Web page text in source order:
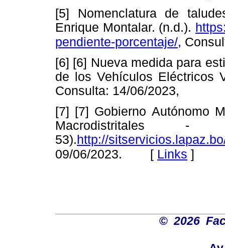
[5] Nomenclatura de
Enrique Montalar. (n.d.).
pendiente-porcentaje/,
[6] [6] Nueva medida para
de los Vehículos Eléctricos
Consulta: 14/06/2023,
[7] [7] Gobierno Autónomo
Macrodistritales -
53).http://
09/06/2023. [ Links ]
©2026